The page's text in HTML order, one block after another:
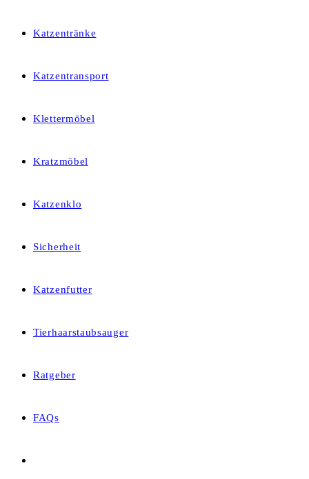
Katzentränke
Katzentransport
Klettermöbel
Kratzmöbel
Katzenklo
Sicherheit
Katzenfutter
Tierhaarstaubsauger
Ratgeber
FAQs